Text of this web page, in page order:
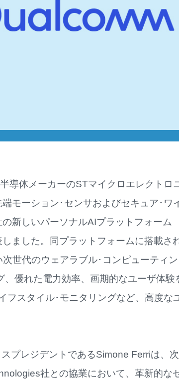
導体メーカーのSTマイクロエレクトロ
モーション･センサおよびセキュア･ワ
新しいパーソナルAIプラットフォーム
ました。同プラットフォームに搭載さ
世代のウェアラブル･コンピューティ
優れた電力効率、画期的なユーザ体験
フスタイル･モニタリングなど、高度な
プレジデントであるSimone Ferriは、
社との協業において、革新的な